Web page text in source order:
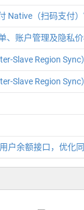
Native（扫码支付）
、账户管理及隐私
Slave Region Sync）
Slave Region Sync）
户余额接口，优化